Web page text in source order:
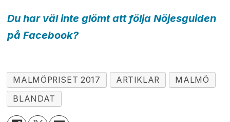
Du har väl inte glömt att följa Nöjesguiden
på Facebook?
MALMÖPRISET 2017 ARTIKLAR
MALMÖ
BLANDAT